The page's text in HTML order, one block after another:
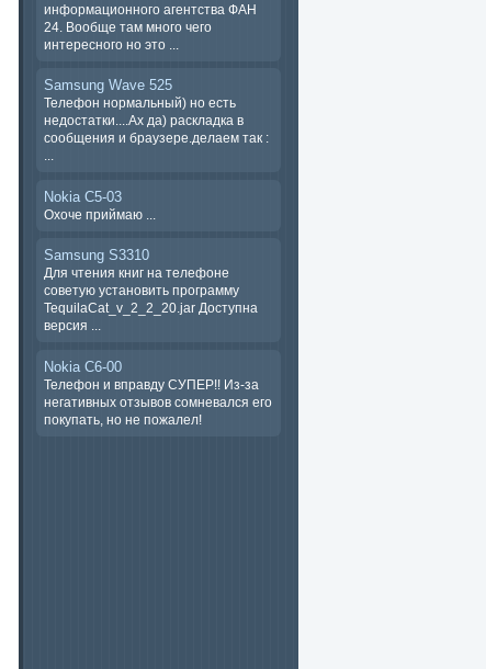
информационного агентства ФАН
24. Вообще там много чего
интересного но это ...
Samsung Wave 525
Телефон нормальный) но есть
недостатки....Ах да) раскладка в
сообщения и браузере.делаем так :
Nokia C5-03
Охоче ​​приймаю ...
Samsung S3310
Для чтения книг на телефоне
советую установить программу
TequilaCat_v_2_2_20.jar Доступна
версия ...
Nokia C6-00
Телефон и вправду СУПЕР!! Из-за
негативных отзывов сомневался его
покупать, но не пожалел!